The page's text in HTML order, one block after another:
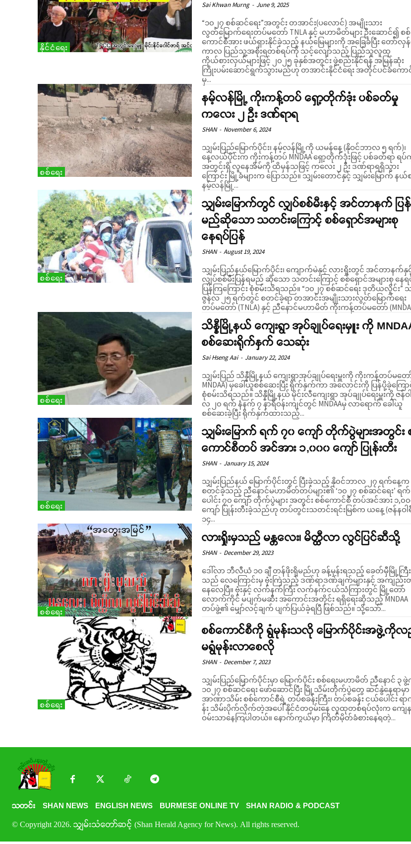
နိုင်ငံရေး
Sai Khwan Murng - June 9, 2025
“၁၀၂၇ စစ်ဆင်ရေး”အတွင်း တအာင်း(ပလောင်) အမျိုးသား
လွတ်မြောက်ရေးတပ်မတော် TNLA နှင့် မဟာမိတ်များ ဦးဆောင်၍ စစ်
ကောင်စီအား ဖယ်ရှားနိုင်ခဲ့သည့် နယ်မြေများကို အခြေခံပြီး တော်လှန်
ကာလ ပြည်သူ့အစိုးရတစ်ရပ်ကို သင့်လျော်သည့် ပြည်သူလူထု
ကိုယ်စားလှယ်များဖြင့် ၂၀၂၅ ခုနှစ်အတွင်း ဖွဲ့စည်းနိုင်ရန် အမြန်ဆုံး
ကြိုးပမ်းဆောင်ရွက်သွားမည်ဟု တအာင်းနိုင်ငံရေး အတိုင်ပင်ခံကော
မှ...
စစ်ရေး
နမ့်လန်မြို့ ကိုးကန့်တပ် ရှော့တိုက်ဒုံး ပစ်ခတ်မှု
ကလေး ၂ ဦး ဒဏ်ရာရ
SHAN - November 6, 2024
သျှမ်းပြည်မြောက်ပိုင်း၊ နမ့်လန်မြို့ကို ယမန်နေ့ (နိုဝင်ဘာလ ၅ ရက်)၊
နေ့လယ်ပိုင်းက ကိုးကန့်တပ် MNDAA ရှော့တိုက်ဒုံးဖြင့် ပစ်ခတ်ရာ ရ
အတွင်းရှိ လူနေအိမ်ကို ထိမှန်သဖြင့် ကလေး ၂ ဦး ဒဏ်ရာရရှိသွား
ကြောင်း မြို့ခံများက ပြောသည်။ သျှမ်းတောင်နှင့် သျှမ်းမြောက် နယ်စပ်ရှိ
နမ့်လန်မြို့...
စစ်ရေး
သျှမ်းမြောက်တွင် လျှပ်စစ်မီးနှင့် အင်တာနက် ပြ
မည်ဆိုသော သတင်းကြောင့် စစ်ရှောင်အများစု
နေရပ်ပြန်
SHAN - August 19, 2024
သျှမ်းပြည်နယ်မြောက်ပိုင်း၊ ကျောက်မဲနှင့် လားရှိုးတွင် အင်တာနက်နှ
လျှပ်စစ်မီးပြန်ရမည် ဆိုသော သတင်းကြောင့် စစ်ရှောင်အများစု နေရ
ပြန်ကြကြောင်း စုံစမ်းသိရသည်။ “၁၀၂၇ စစ်ဆင်ရေး ဒုတိယလှိုင်း” သည်
ဇွန်လ ၂၅ ရက်တွင် စတင်ခဲ့ရာ တအာင်းအမျိုးသားလွတ်မြောက်ရေး
တပ်မတော် (TNLA) နှင့် ညီနောင်မဟာမိတ် ကိုးကန့်တပ်မတော်
စစ်ရေး
သိန္နီမြို့နယ် ကျေးရွာ အုပ်ချုပ်ရေးမှူး ကို
စစ်ဆေးရိုက်နှက် သေဆုံး
Sai Hseng Aai - January 22, 2024
သျှမ်းပြည် သိန္နီမြို့နယ် ကျေးရွာအုပ်ချုပ်ရေးမှူးကို ကိုးကန့်တပ်မတေ
MNDAA) မှခေါ်ယူစစ်ဆေးပြီး ရိုက်နှက်ကာ အလောင်းကို ပြန်ပို့ခဲ့ကြော
စုံစမ်းသိရသည်။ သိန္နီမြို့နယ် မိုင်းလီကျေးရွာ အုပ်ချုပ်ရေးမှူးကို ဇန်ဝါရီ
လ ၂၀ ရက် နံနက် ၇ နာရီဝန်းကျင်တွင် MNDAAမှ လာရောက် ခေါ်ယူ
စစ်ဆေးခဲ့ပြီး ရိုက်နှက်ထားသည့်...
စစ်ရေး
သျှမ်းမြောက် ရက် ၇၀ ကျော် တိုက်ပွဲများအတွင်း
ကောင်စီတပ် အင်အား ၁,၀၀၀ ကျော် ပြုန်းတီး
SHAN - January 15, 2024
သျှမ်းပြည်နယ် မြောက်ပိုင်းတွင် ပြီးခဲ့သည့် နို၀င်ဘာလ ၂၇ ရက်နေ့က
စတင်ခဲ့သည့် ညီနောင်မဟာမိတ်တပ်များ၏ ‘၁၀၂၇ စစ်ဆင်ရေး’ ရက်
ပေါင်း ၇၀ ကျော် တိုက်ပွဲများ အတွင်း စစ်ကောင်စီ တပ်အင်အား ၁,၀
ကျော် ပြုန်းတီးခဲ့သည်ဟု တပ်တွင်းသတင်းရင်းမြစ်က ယနေ့ (ဇန်နဝါ
၁၄...
စစ်ရေး
လားရှိုးမှသည် မန္တလေး၊ မိတ္ထီလာ လွင်ပြင်ဆီသို့
SHAN - December 29, 2023
ဒေါ်လာ ဘီလီယံ ၁၀ ချီ တန်ဖိုးရှိမည်ဟု ခန့်မှန်းရသည့် ခေတ်မှီမြို့ကြီး
သည် လေကြောင်းမှ ဗုံးကြဲသည့် ဒဏ်ရာဒဏ်ချက်များနှင့် အကျည်း
နေလေပြီ။ ဗုံးနှင့် လက်နက်ကြီး လက်နက်ငယ်သံကြားတွင် မြို့တော်
လောက်ကိုင် မပျက်မဆီး အကောင်းအတိုင်း ရရှိရေးဆိုသည့် MNDAA
တပ်ဖွဲ့၏ မျှော်လင့်ချက် ပျက်ပြယ်ခဲ့ရပြီ ဖြစ်သည်။ သို့သော်...
စစ်ရေး
စစ်ကောင်စီကို ရွံမုန်းသလို မြောက်ပိုင်းအဖွဲ့ကိုလ
မရွံမုန်းလာစေလို
SHAN - December 7, 2023
သျှမ်းပြည်မြောက်ပိုင်းမှာ မြောက်ပိုင်း စစ်ရေးမဟာမိတ် ညီနောင် ၃
၁၀၂၇ စစ်ဆင်ရေး ဖော်ဆောင်ပြီး မြို့သိမ်းတိုက်ပွဲတွေ ဆင်နွဲနေရာမှာ
အာဏာသိမ်း စစ်ကောင်စီရဲ့ တပ်စခန်းကြီး၊ တပ်စခန်း ငယ်ပေါင်း ရ
န်း သိမ်းပိုက်လိုက်တဲ့အပေါ် နိုင်ငံတဝှမ်းနေ လူထုတစ်ရပ်လုံးက ကျေ
ဝမ်းသာနေကြပါတယ်။ နောက်ကွယ်မှာ ကြိတ်မှိတ်ခံစားနေရတဲ့...
သတင်း SHAN NEWS ENGLISH NEWS BURMESE ONLINE TV SHAN RADIO & PODCAST
© Copyright 2026. သျှမ်းသံတော်ဆင့် (Shan Herald Agency for News). All rights reserved.